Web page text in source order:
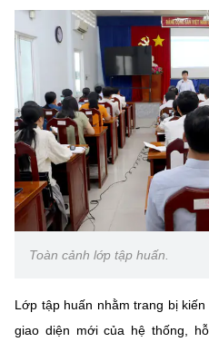
Tiêu chuẩn, đo lường,
Năng lượng nguyên tử
Voice
Nhiệm vụ trọng tâm
Chọn ngôn ngữ
Vietnamese
MINISTRY OF SCIENCE
Toàn cảnh lớp tập huấn.
Lớp tập huấn nhằm trang bị
giao diện mới của hệ thống,